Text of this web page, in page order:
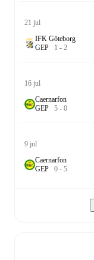
21 jul
IFK Göteborg
GEP 1 - 2
16 jul
Caernarfon
GEP 5 - 0
9 jul
Caernarfon
GEP 0 - 5